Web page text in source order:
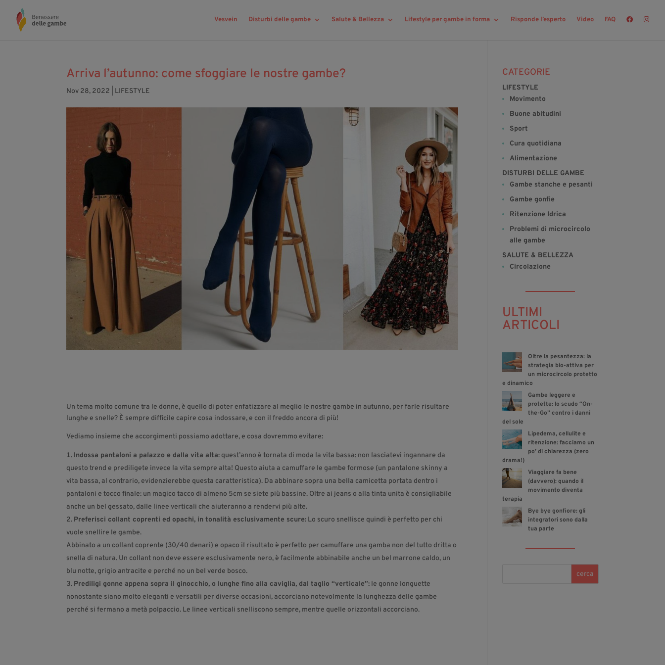
Vesvein Disturbi delle gambe Salute & Bellezza Lifestyle per gambe in forma Risponde l’esperto Video FAQ
Arriva l’autunno: come sfoggiare le nostre gambe?
Nov 28, 2022 LIFESTYLE
Un tema molto comune tra le donne, è quello di poter enfatizzare al meglio le nostre gambe in autunno, per farle risultare
lunghe e snelle? È sempre difficile capire cosa indossare, e con il freddo ancora di più!
Vediamo insieme che accorgimenti possiamo adottare, e cosa dovremmo evitare:
Indossa pantaloni a palazzo e dalla vita alta: quest’anno è tornata di moda la vita bassa: non lasciatevi ingannare da
questo trend e prediligete invece la vita sempre alta! Questo aiuta a camuffare le gambe formose (un pantalone skinny a
vita bassa, al contrario, evidenzierebbe questa caratteristica). Da abbinare sopra una bella camicetta portata dentro i
pantaloni e tocco finale: un magico tacco di almeno 5cm se siete più bassine. Oltre ai jeans o alla tinta unita è consigliabile
anche un bel gessato, dalle linee verticali che aiuteranno a rendervi più alte.
Preferisci collant coprenti ed opachi, in tonalità esclusivamente scure: Lo scuro snellisce quindi è perfetto per chi
vuole snellire le gambe.
Abbinato a un collant coprente (30/40 denari) e opaco il risultato è perfetto per camuffare una gamba non del tutto dritta o
snella di natura. Un collant non deve essere esclusivamente nero, è facilmente abbinabile anche un bel marrone caldo, un
blu notte, grigio antracite e perché no un bel verde bosco.
Prediligi gonne appena sopra il ginocchio, o lunghe fino alla caviglia, dal taglio “verticale”: le gonne longuette
nonostante siano molto eleganti e versatili per diverse occasioni, accorciano notevolmente la lunghezza delle gambe
perché si fermano a metà polpaccio. Le linee verticali snelliscono sempre, mentre quelle orizzontali accorciano.
CATEGORIE
LIFESTYLE
Movimento
Buone abitudini
Sport
Cura quotidiana
Alimentazione
DISTURBI DELLE GAMBE
Gambe stanche e pesanti
Gambe gonfie
Ritenzione Idrica
Problemi di microcircolo
alle gambe
SALUTE & BELLEZZA
Circolazione
ULTIMI
ARTICOLI
Oltre la pesantezza: la
strategia bio-attiva per
un microcircolo protetto
e dinamico
Gambe leggere e
protette: lo scudo “On-
the-Go” contro i danni
del sole
Lipedema, cellulite e
ritenzione: facciamo un
po’ di chiarezza (zero
drama!)
Viaggiare fa bene
(davvero): quando il
movimento diventa
terapia
Bye bye gonfiore: gli
integratori sono dalla
tua parte
cerca